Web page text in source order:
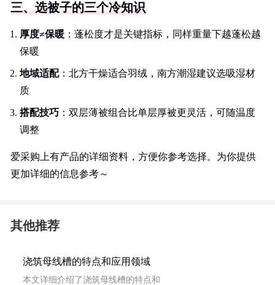
三、选被子的三个冷知识
厚度≠保暖 ：蓬松度才是关键指标，同样重量下越蓬松越
保暖
地域适配：北方干燥适合羽绒，南方潮湿建议选吸湿材
质
搭配技巧 ：双层薄被组合比单层厚被更灵活，可随温度
调整
爱采购上有产品的详细资料，方便你参考选择。为你提供
更加详细的信息参考～
其他推荐
浇筑母线槽的特点和应用领域
本文详细介绍了浇筑母线槽的特点和